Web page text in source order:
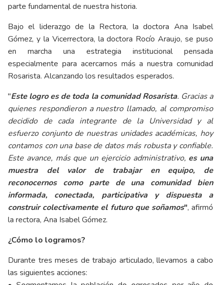
parte fundamental de nuestra historia.
Bajo el liderazgo de la Rectora, la doctora Ana Isabel
Gómez, y la Vicerrectora, la doctora Rocío Araujo, se puso
en marcha una estrategia institucional pensada
especialmente para acercarnos más a nuestra comunidad
Rosarista. Alcanzando los resultados esperados.
"Este logro es de toda la comunidad Rosarista. Gracias a
quienes respondieron a nuestro llamado, al compromiso
decidido de cada integrante de la Universidad y al
esfuerzo conjunto de nuestras unidades académicas, hoy
contamos con una base de datos más robusta y confiable.
Este avance, más que un ejercicio administrativo, es una
muestra del valor de trabajar en equipo, de
reconocernos como parte de una comunidad bien
informada, conectada, participativa y dispuesta a
construir colectivamente el futuro que soñamos", afirmó
la rectora, Ana Isabel Gómez.
¿Cómo lo logramos?
Durante tres meses de trabajo articulado, llevamos a cabo
las siguientes acciones: